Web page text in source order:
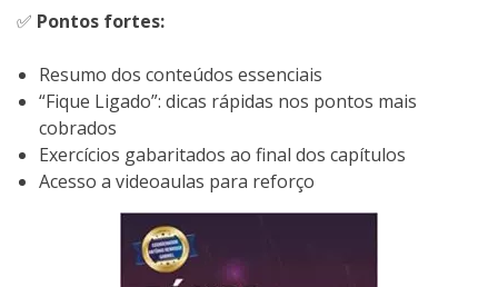
✅ Pontos fortes:
Resumo dos conteúdos essenciais
“Fique Ligado”: dicas rápidas nos pontos mais
cobrados
Exercícios gabaritados ao final dos capítulos
Acesso a videoaulas para reforço